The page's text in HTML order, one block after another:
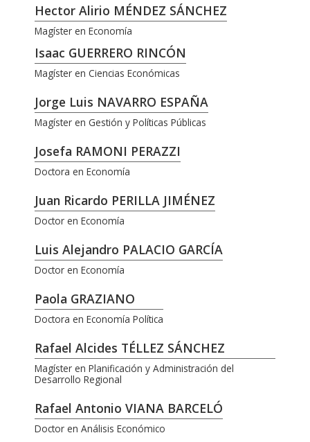
Hector Alirio MÉNDEZ SÁNCHEZ
Magíster en Economía
Isaac GUERRERO RINCÓN
Magíster en Ciencias Económicas
Jorge Luis NAVARRO ESPAÑA
Magíster en Gestión y Políticas Públicas
Josefa RAMONI PERAZZI
Doctora en Economía
Juan Ricardo PERILLA JIMÉNEZ
Doctor en Economía
Luis Alejandro PALACIO GARCÍA
Doctor en Economía
Paola GRAZIANO
Doctora en Economía Política
Rafael Alcides TÉLLEZ SÁNCHEZ
Magíster en Planificación y Administración del
Desarrollo Regional
Rafael Antonio VIANA BARCELÓ
Doctor en Análisis Económico